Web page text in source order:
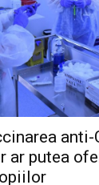
anti-
ar putea